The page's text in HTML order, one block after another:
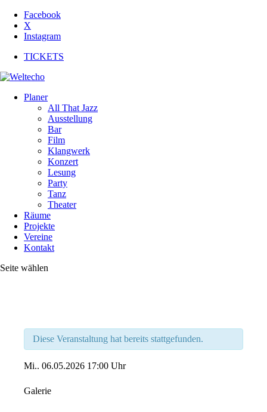
Facebook
X
Instagram
TICKETS
Planer
All That Jazz
Ausstellung
Bar
Film
Klangwerk
Konzert
Lesung
Party
Tanz
Theater
Räume
Projekte
Vereine
Kontakt
Seite wählen
Diese Veranstaltung hat bereits stattgefunden.
Mi.. 06.05.2026 17:00 Uhr
Galerie